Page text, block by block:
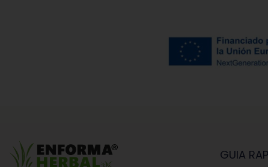
GUIA